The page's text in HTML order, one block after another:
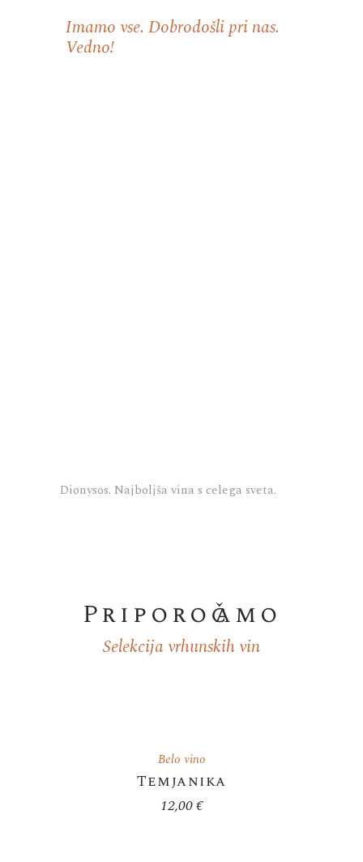
Imamo vse. Dobrodošli pri nas.
Vedno!
Dionysos. Najboljša vina s celega sveta.
Priporočamo
Selekcija vrhunskih vin
Belo vino
Temjanika
12,00€